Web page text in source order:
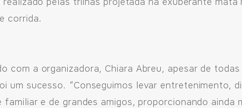
corrida.
com a organizadora, Chiara Abreu, apesar de
um sucesso. “Conseguimos levar entretenimento,
familiar e de grandes amigos, proporcionando